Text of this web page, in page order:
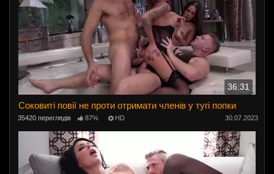
36:31
Соковиті повії не проти отримати членів у тугі попки
35420 переглядів 87% HD 30.07.2023